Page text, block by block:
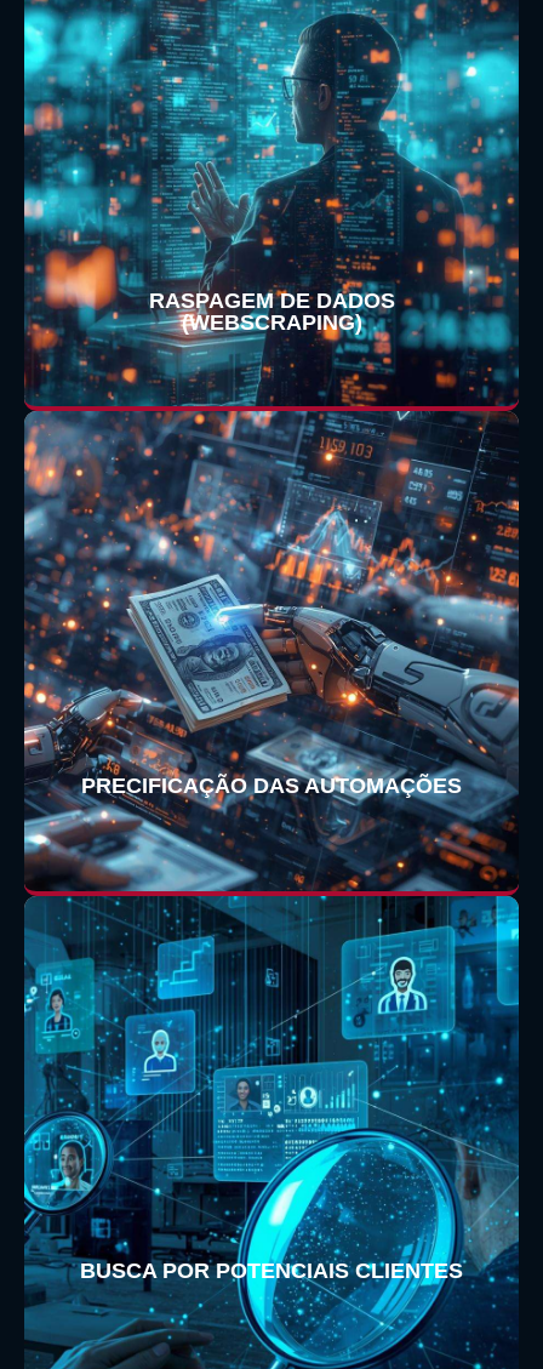
RASPAGEM DE DADOS
(WEBSCRAPING)
PRECIFICAÇÃO DAS AUTOMAÇÕES
BUSCA POR POTENCIAIS CLIENTES